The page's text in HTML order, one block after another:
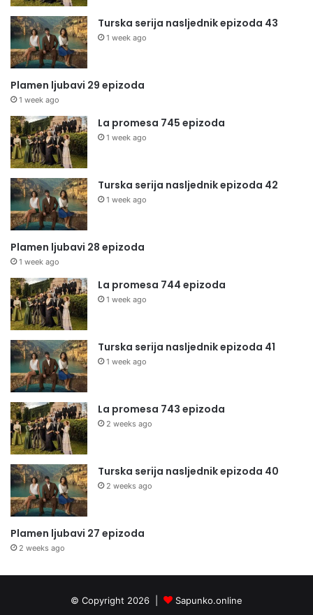
Turska serija nasljednik epizoda 43
1 week ago
Plamen ljubavi 29 epizoda
1 week ago
La promesa 745 epizoda
1 week ago
Turska serija nasljednik epizoda 42
1 week ago
Plamen ljubavi 28 epizoda
1 week ago
La promesa 744 epizoda
1 week ago
Turska serija nasljednik epizoda 41
1 week ago
La promesa 743 epizoda
2 weeks ago
Turska serija nasljednik epizoda 40
2 weeks ago
Plamen ljubavi 27 epizoda
2 weeks ago
© Copyright 2026 | Sapunko.online